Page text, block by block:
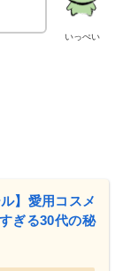
いっぺい
】愛用コスメ
ぎる30代の秘